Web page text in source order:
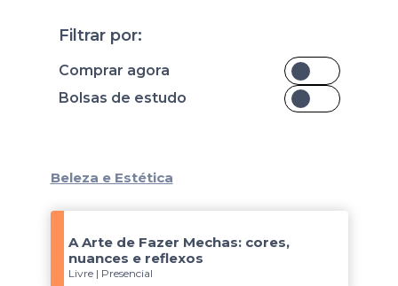
Filtrar por:
Comprar agora
Bolsas de estudo
Beleza e Estética
A Arte de Fazer Mechas: cores,
nuances e reflexos
Livre | Presencial